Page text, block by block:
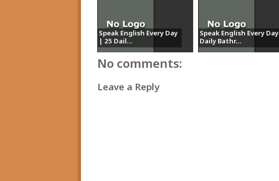
Speak English Every Day
| 25 Dail...
Speak English Every Day
Daily Bathr...
No comments:
Leave a Reply